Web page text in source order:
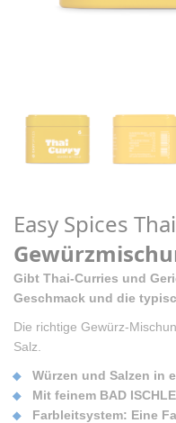
Easy Spices
Gibt Thai-Curries und
Geschmack und die
Die richtige Gewürz-
Salz.
Würzen und Salzen in
Mit feinem BAD
Farbleitsystem: Eine